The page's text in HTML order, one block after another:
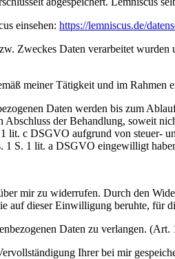
einsehen: https://lemniscus.de/
Zweckes Daten verarbeitet
meiner Tätigkeit und im Rahmen
Daten werden bis zum
der Behandlung, soweit
lit. c DSGVO aufgrund von steuer-
1 S. 1 lit. a DSGVO eingewilligt
mir zu widerrufen. Durch den
auf dieser Einwilligung beruhte,
Daten zu verlangen.
Ihrer bei mir